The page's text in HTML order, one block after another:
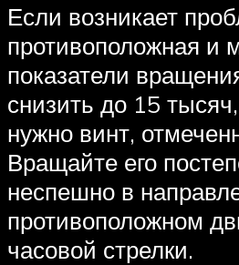
Если возникает
противоположная и
показатели
снизить до 15
нужно винт,
Вращайте его
неспешно в
противоположном
часовой стрелки.